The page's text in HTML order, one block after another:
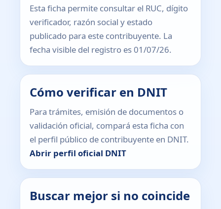
Esta ficha permite consultar el RUC, dígito
verificador, razón social y estado
publicado para este contribuyente. La
fecha visible del registro es 01/07/26.
Cómo verificar en DNIT
Para trámites, emisión de documentos o
validación oficial, compará esta ficha con
el perfil público de contribuyente en DNIT.
Abrir perfil oficial DNIT
Buscar mejor si no coincide